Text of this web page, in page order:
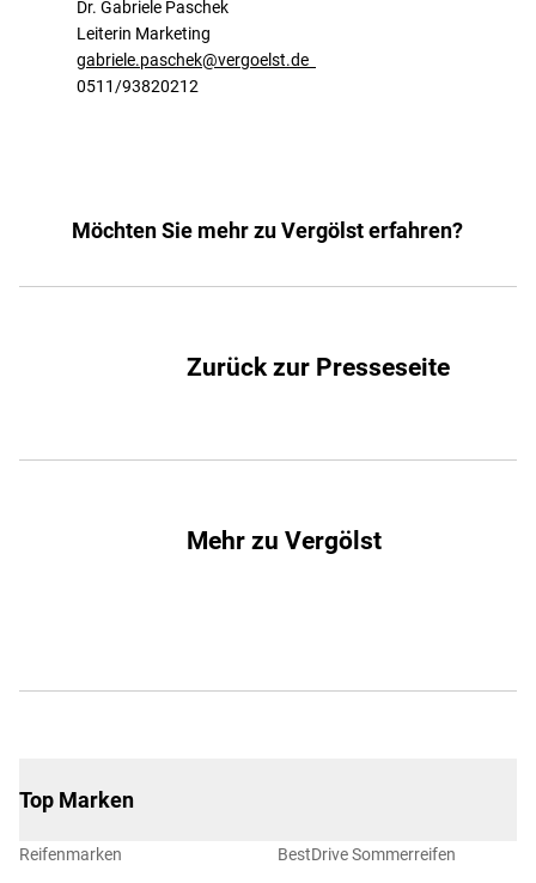
Dr. Gabriele Paschek
Leiterin Marketing
gabriele.paschek@vergoelst.de
0511/93820212
Möchten Sie mehr zu Vergölst erfahren?
Zurück zur Presseseite
Mehr zu Vergölst
Top Marken
Reifenmarken BestDrive Sommerreifen